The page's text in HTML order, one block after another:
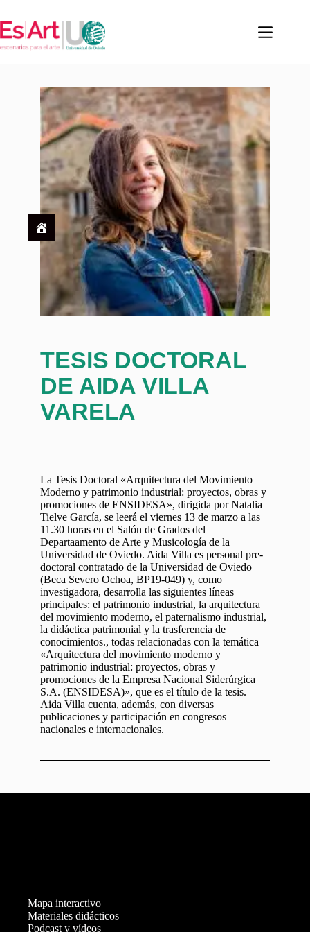
TESIS DOCTORAL
DE AIDA VILLA
VARELA
La Tesis Doctoral «Arquitectura del Movimiento
Moderno y patrimonio industrial: proyectos, obras y
promociones de ENSIDESA», dirigida por Natalia
Tielve García, se leerá el viernes 13 de marzo a las
11.30 horas en el Salón de Grados del
Departaamento de Arte y Musicología de la
Universidad de Oviedo. Aida Villa es personal pre-
doctoral contratado de la Universidad de Oviedo
(Beca Severo Ochoa, BP19-049) y, como
investigadora, desarrolla las siguientes líneas
principales: el patrimonio industrial, la arquitectura
del movimiento moderno, el paternalismo industrial,
la didáctica patrimonial y la trasferencia de
conocimientos., todas relacionadas con la temática
«Arquitectura del movimiento moderno y
patrimonio industrial: proyectos, obras y
promociones de la Empresa Nacional Siderúrgica
S.A. (ENSIDESA)», que es el título de la tesis.
Aida Villa cuenta, además, con diversas
publicaciones y participación en congresos
nacionales e internacionales.
Mapa interactivo
Materiales didácticos
Podcast y vídeos